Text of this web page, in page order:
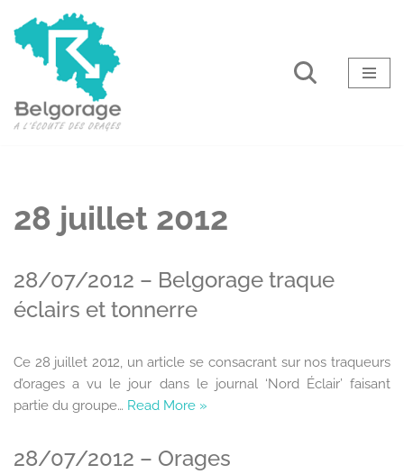
Aller
28 juillet 2012
28/07/2012 – Belgorage traque
éclairs et tonnerre
Ce 28 juillet 2012, un article se consacrant sur nos traqueurs
d’orages a vu le jour dans le journal ‘Nord Éclair’ faisant
partie du groupe… Read More »
28/07/2012 – Orages